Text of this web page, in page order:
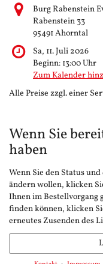
Burg Rabenstein
Rabenstein 33
95491 Ahorntal
Sa, 11. Juli 2026
Beginn: 13:00Uhr
Zum Kalender
Alle Preise zzgl. einer
Wenn Sie
haben
Wenn Sie den Status
ändern wollen, klicken
Ihnen im Bestellvorgang
finden können, klicken
erneutes Zusenden des